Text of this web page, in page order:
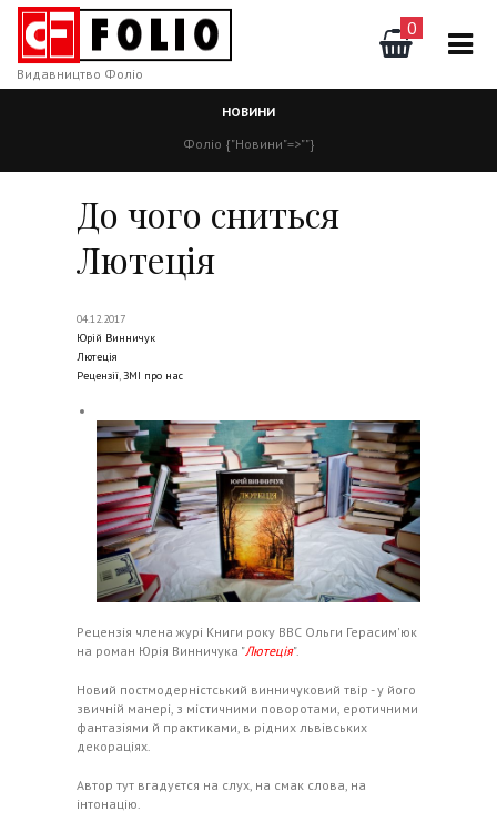
0
Видавництво Фоліо
НОВИНИ
Фоліо {"Новини"=>""}
До чого сниться
Лютеція
04.12.2017
Юрій Винничук
Лютеція
Рецензії,ЗМІ про нас
Рецензія члена журі Книги року ВВС Ольги Герасим'юк
на роман Юрія Винничука "Лютеція".
Новий постмодерністський винничуковий твір - у його
звичній манері, з містичними поворотами, еротичними
фантазіями й практиками, в рідних львівських
декораціях.
Автор тут вгадуєтся на слух, на смак слова, на
інтонацію.